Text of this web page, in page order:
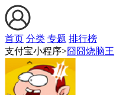
首页 分类 专题 排行榜
支付宝小程序>囧囧烧脑王